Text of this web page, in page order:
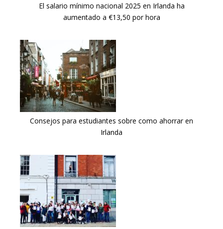
El salario mínimo nacional 2025 en Irlanda ha
aumentado a €13,50 por hora
Consejos para estudiantes sobre como ahorrar en
Irlanda